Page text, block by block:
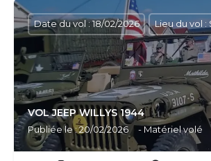
VOL JEEP WILLYS 1944
Publiée le : 20/02/2026 - Matériel volé
Date du vol : 18/02/2026 Lieu du vol :